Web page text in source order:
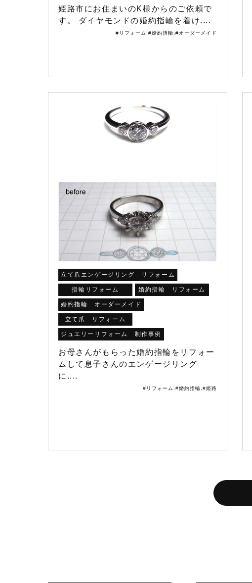
姫路市にお住まいのK様からのご依頼で
す。 ダイヤモンドの婚約指輪を着け....
#リフォーム ,#婚約指輪,#オーダーメイド
立て爪エンゲージリング リフォーム
指輪リフォーム 婚約指輪 リフォーム
婚約指輪 オーダーメイド
立て爪 リフォーム
ジュエリーリフォーム 制作事例
お母さんがもらった婚約指輪をリフォー
ムして息子さんのエンゲージリング
に....
#リフォーム ,#婚約指輪,#姫路